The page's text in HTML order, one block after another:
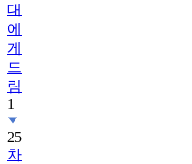
대
에
게
드
림
1
25
차